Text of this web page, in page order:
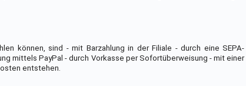
können, sind - mit Barzahlung in der Filiale - durch eine SEPA-
mittels PayPal - durch Vorkasse per Sofortüberweisung - mit einer
entstehen.